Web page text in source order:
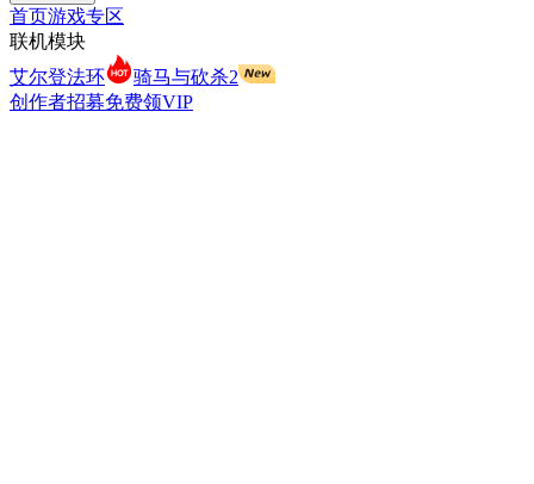
首页游戏专区
联机模块
艾尔登法环
骑马与砍杀2
创作者招募免费领VIP